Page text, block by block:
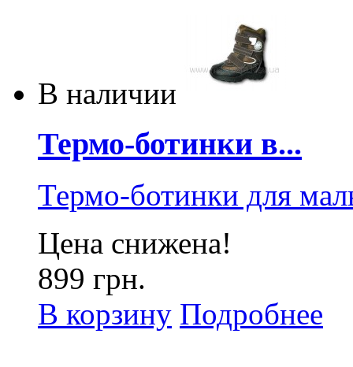
В наличии
Термо-ботинки в...
Термо-ботинки для
Цена снижена!
899 грн.
В корзину Подробнее